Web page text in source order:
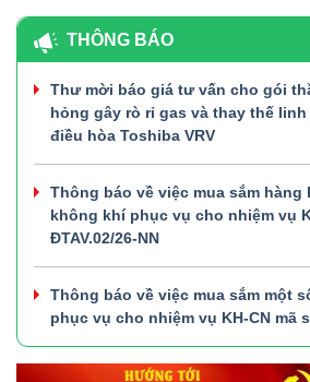
THÔNG BÁO
Thư mời báo giá tư vấn cho gói
hỏng gây rò rỉ gas và thay thế
điều hòa Toshiba VRV
Thông báo về việc mua sắm hàng
không khí phục vụ cho nhiệm vụ
ĐTAV.02/26-NN
Thông báo về việc mua sắm một
phục vụ cho nhiệm vụ KH-CN mã